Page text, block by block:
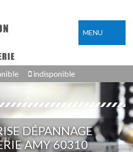
MENU
indisponible
DÉPANNAGE
AMY 60310